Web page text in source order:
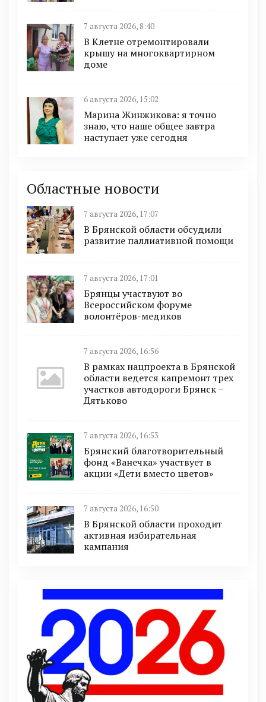
7 августа 2026, 8:40
В Клетне отремонтировали
крышу на многоквартирном
доме
6 августа 2026, 15:02
Марина Жинжикова: я точно
знаю, что наше общее завтра
наступает уже сегодня
Областные новости
7 августа 2026, 17:07
В Брянской области обсудили
развитие паллиативной помощи
7 августа 2026, 17:01
Брянцы участвуют во
Всероссийском форуме
волонтёров-медиков
7 августа 2026, 16:56
В рамках нацпроекта в Брянской
области ведется капремонт трех
участков автодороги Брянск –
Дятьково
7 августа 2026, 16:53
Брянский благотворительный
фонд «Ванечка» участвует в
акции «Дети вместо цветов»
7 августа 2026, 16:50
В Брянской области проходит
активная избирательная
кампания